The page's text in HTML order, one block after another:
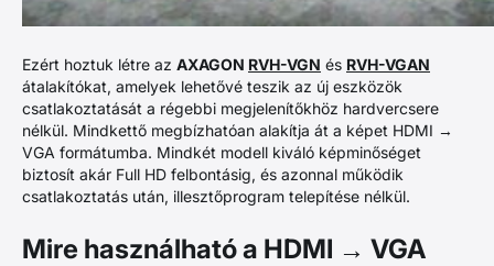
Ezért hoztuk létre az AXAGON RVH-VGN és RVH-VGAN
átalakítókat, amelyek lehetővé teszik az új eszközök
csatlakoztatását a régebbi megjelenítőkhöz hardvercsere
nélkül. Mindkettő megbízhatóan alakítja át a képet HDMI →
VGA formátumba. Mindkét modell kiváló képminőséget
biztosít akár Full HD felbontásig, és azonnal működik
csatlakoztatás után, illesztőprogram telepítése nélkül.
Mire használható a HDMI → VGA